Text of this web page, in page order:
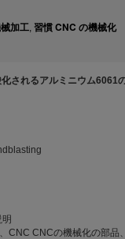
加工, 習慣 CNC の機械化
されるアルミニウム6061
明
CNC CNCの機械化の部品